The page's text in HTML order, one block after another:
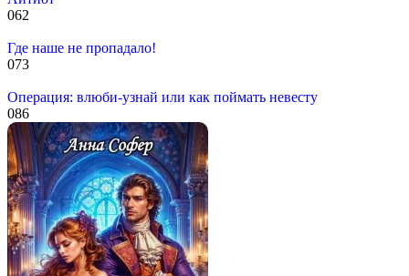
062
Где наше не пропадало!
073
Операция: влюби-узнай или как поймать невесту
086